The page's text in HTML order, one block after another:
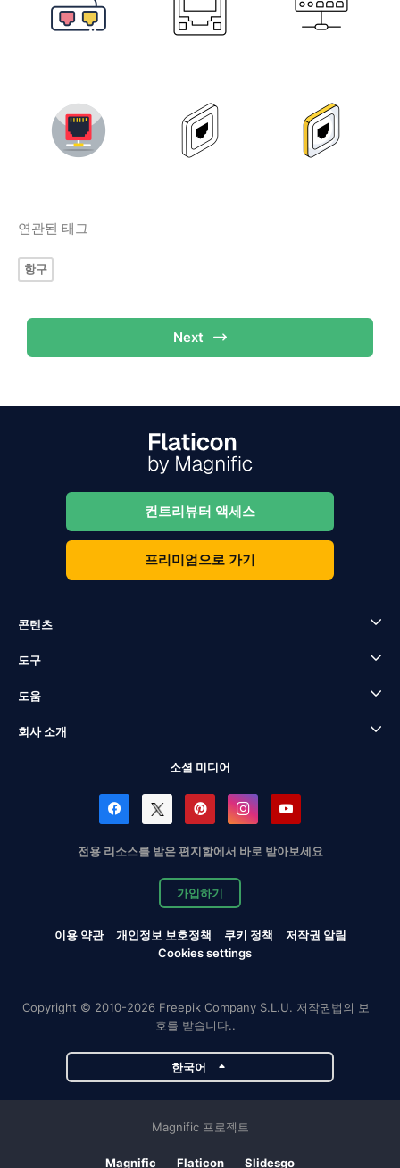
연관된 태그
항구
Next
컨트리뷰터 액세스
프리미엄으로 가기
콘텐츠
도구
도움
회사 소개
소셜 미디어
전용 리소스를 받은 편지함에서 바로 받아보세요
가입하기
이용 약관 개인정보 보호정책 쿠키 정책
저작권 알림
Cookies settings
Copyright © 2010-2026 Freepik Company S.L.U. 저작권법의 보
호를 받습니다..
한국어
Magnific 프로젝트
Magnific Flaticon Slidesgo